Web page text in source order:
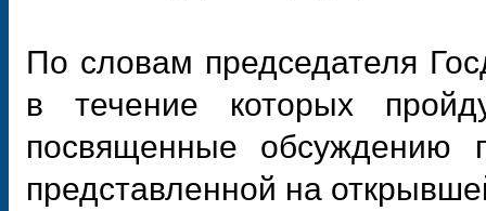
По словам председателя
в течение которых
посвященные обсуждению
представленной на